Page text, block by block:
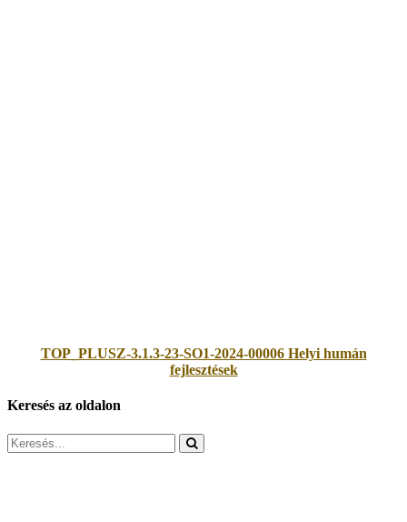
TOP_PLUSZ-3.1.3-23-SO1-2024-00006 Helyi humán
fejlesztések
Keresés az oldalon
Search
for: